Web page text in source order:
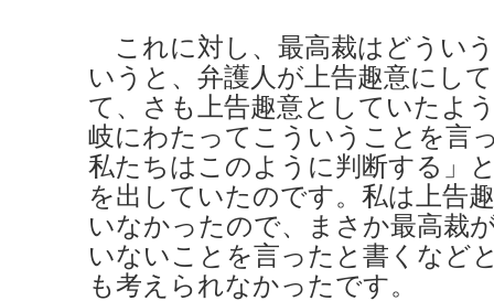
これに対し、最高裁はどうい
いうと、弁護人が上告趣意にし
て、さも上告趣意としていたよ
岐にわたってこういうことを言
私たちはこのように判断する」
を出していたのです。私は上告
いなかったので、まさか最高裁
いないことを言ったと書くなど
も考えられなかったです。